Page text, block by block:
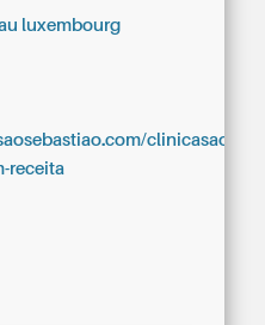
luxembourg
clinicasaoseb-
receita